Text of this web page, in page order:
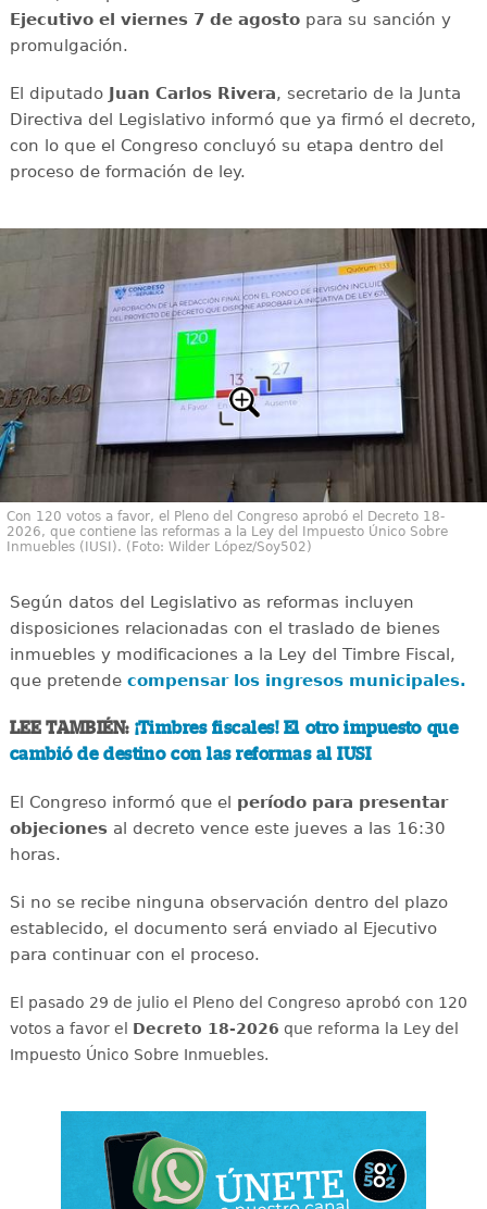
Ejecutivo el viernes 7 de agostopara su sanción y
promulgación.
El diputado Juan Carlos Rivera, secretario de la Junta
Directiva del Legislativo informó que ya firmó el decreto,
con lo que el Congreso concluyó su etapa dentro del
proceso de formación de ley.
Con 120 votos a favor, el Pleno del Congreso aprobó el Decreto 18-
2026, que contiene las reformas a la Ley del Impuesto Único Sobre
Inmuebles (IUSI). (Foto: Wilder López/Soy502)
Según datos del Legislativo as reformas incluyen
disposiciones relacionadas con el traslado de bienes
inmuebles y modificaciones a la Ley del Timbre Fiscal,
que pretende compensar los ingresos municipales.
LEE TAMBIÉN: ¡Timbres fiscales! El otro impuesto que
cambió de destino con las reformas al IUSI
El Congreso informó que el período para presentar
objecionesal decreto vence este jueves a las 16:30
horas.
Si no se recibe ninguna observación dentro del plazo
establecido, el documento será enviado al Ejecutivo
para continuar con el proceso.
El pasado 29 de julio el Pleno del Congreso aprobó con 120
votos a favor el Decreto 18-2026 que reforma la Ley del
Impuesto Único Sobre Inmuebles.